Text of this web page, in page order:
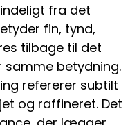
fra det
fin, tynd,
tilbage til det
samme betydning.
refererer subtilt
og raffineret. Det